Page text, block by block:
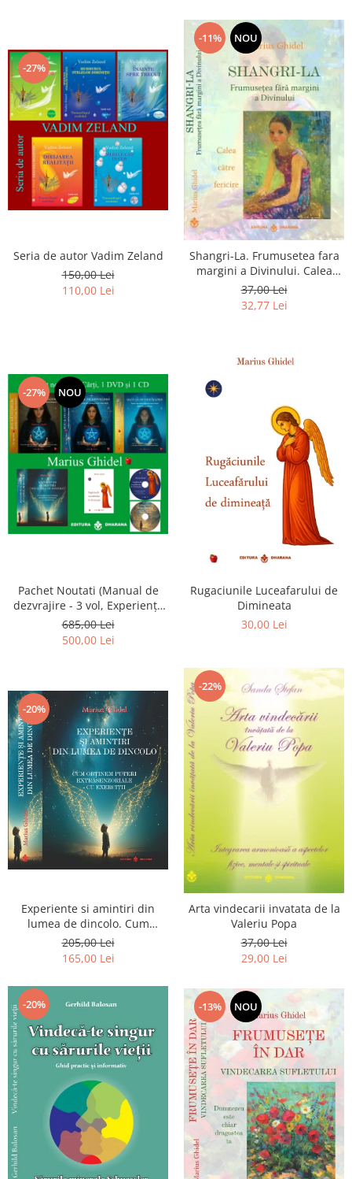
-27%
Seria de autor Vadim Zeland
150,00 Lei
110,00 Lei
-11% NOU
Shangri-La. Frumusetea fara
margini a Divinului. Calea
catre fericire
37,00 Lei
32,77 Lei
-27% NOU
Pachet Noutati (Manual de
dezvrajire - 3 vol, Experiențe
și amintiri, Rugăciunile
Luceafarului de dimineata) -
Marius Ghidel
685,00 Lei
500,00 Lei
Rugaciunile Luceafarului de
Dimineata
30,00 Lei
-20%
Experiente si amintiri din
lumea de dincolo. Cum
obtinem puteri
extrasenzoriale - cu exercitii
205,00 Lei
165,00 Lei
-22%
Arta vindecarii invatata de la
Valeriu Popa
37,00 Lei
29,00 Lei
-20% -13% NOU